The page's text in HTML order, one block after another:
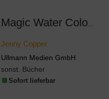
Jenny Copper
Ullmann Medien GmbH
sonst. Bücher
Sofort lieferbar